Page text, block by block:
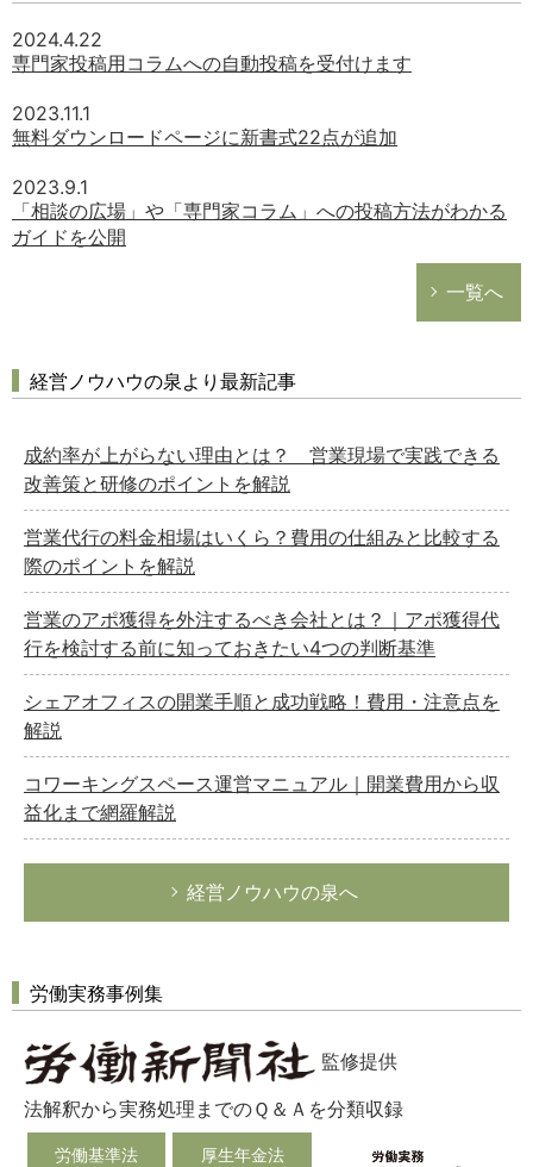
2024.4.22
専門家投稿用コラムへの自動投稿を受付けます
2023.11.1
無料ダウンロードページに新書式22点が追加
2023.9.1
「相談の広場」や「専門家コラム」への投稿方法がわかる
ガイドを公開
一覧へ
経営ノウハウの泉より最新記事
成約率が上がらない理由とは？ 営業現場で実践できる
改善策と研修のポイントを解説
営業代行の料金相場はいくら？費用の仕組みと比較する
際のポイントを解説
営業のアポ獲得を外注するべき会社とは？｜アポ獲得代
行を検討する前に知っておきたい4つの判断基準
シェアオフィスの開業手順と成功戦略！費用・注意点を
解説
コワーキングスペース運営マニュアル｜開業費用から収
益化まで網羅解説
経営ノウハウの泉へ
労働実務事例集
監修提供
法解釈から実務処理までのＱ＆Ａを分類収録
労働基準法 厚生年金法